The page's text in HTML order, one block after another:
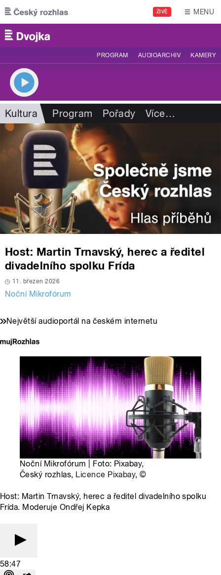
Přejít k hlavnímu obsahu
ŽIVĚ MENU
PROGRAM AUDIOARCHIV KAMERY
Kultura Program Pořady Více…
Host: Martin Trnavský, herec a ředitel
divadelního spolku Frída
11. březen 2026
Noční Mikrofórum
Největší audioportál na českém internetu
Noční Mikrofórum | Foto: Pixabay,
Český rozhlas, Licence Pixabay,©
Host: Martin Trnavský, herec a ředitel divadelního spolku
Frída. Moderuje Ondřej Kepka
58:47